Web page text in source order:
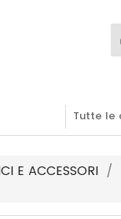
E ACCESSORI